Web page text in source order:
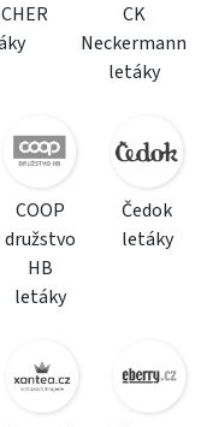
CK
Neckermann
letáky
COOP
družstvo
HB
letáky
Čedok
letáky